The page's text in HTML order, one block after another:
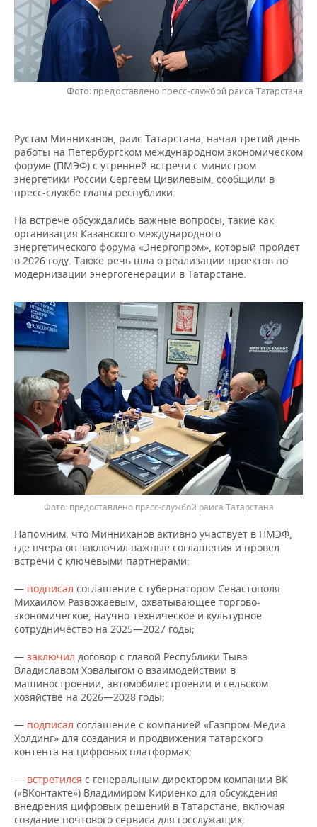
НЕФТЕХИМИЯ
НЕФТЬ
ОПК
РОЗНИЧНАЯ ТОРГОВЛЯ
ТРАНСПОРТ
НОВОСТИ ТЕХНОЛОГИЙ
IT
МЕРОПРИЯТИЯ
НОВОСТИ МЕРОПРИЯТИЙ
ВЫЕЗДНАЯ РЕДАКЦИЯ
ONLINE-КОНФЕРЕНЦИИ
ОТКРЫТАЯ ЛЕКЦИЯ
СПОРТ
НОВОСТИ СПОРТА
ХОККЕЙ
БАСКЕТБОЛ
ВОЛЕЙБОЛ
КИБЕРСПОРТ
ВОДНЫЕ ВИДЫ СПОРТА
ХОККЕЙ С МЯЧОМ
ОБЩЕСТВО
ВЛАСТЬ
ИНФРАСТРУКТУРА
ИСТОРИЯ
КУЛЬТУРА
ОБРАЗОВАНИЕ
ПРОИСШЕСТВИЯ
СЮЖЕТЫ
СПРАВОЧНИК
СПИСОК ПЕРСОН
СПИСОК КОМПАНИЙ
ПОЛНАЯ ВЕРСИЯ
Фото: предоставлено пресс-службой раиса Татарстана
Рустам Минниханов, раис Татарстана, начал третий день
работы на Петербургском международном экономическом
форуме (ПМЭФ) с утренней встречи с министром
энергетики России Сергеем Цивилевым, сообщили в
пресс-службе главы республики.
На встрече обсуждались важные вопросы, такие как
организация Казанского международного
энергетического форума «Энергопром», который пройдет
в 2026 году. Также речь шла о реализации проектов по
модернизации энергогенерации в Татарстане.
предоставлено пресс-службой раиса Татарстана
Напомним, что Минниханов активно участвует в ПМЭФ,
где вчера он заключил важные соглашения и провел
встречи с ключевыми партнерами:
— подписал соглашение с губернатором Севастополя
Михаилом Развожаевым, охватывающее торгово-
экономическое, научно-техническое и культурное
сотрудничество на 2025—2027 годы;
— заключил договор с главой Республики Тыва
Владиславом Ховалыгом о взаимодействии в
машиностроении, автомобилестроении и сельском
хозяйстве на 2026—2028 годы;
— подписал соглашение с компанией «Газпром-Медиа
Холдинг» для создания и продвижения татарского
контента на цифровых платформах;
— встретился с генеральным директором компании ВК
(«ВКонтакте») Владимиром Кириенко для обсуждения
внедрения цифровых решений в Татарстане, включая
создание почтового сервиса для госслужащих;